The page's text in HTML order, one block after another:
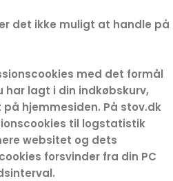
det ikke muligt at handle på
med det formål
har lagt i din indkøbskurv,
hjemmesiden. På stov.dk
til logstatistik
websitet og dets
forsvinder fra din PC